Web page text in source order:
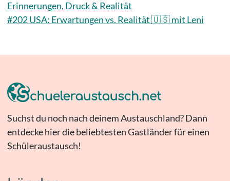
Erinnerungen, Druck & Realität
#202 USA: Erwartungen vs. Realität 🇺🇸 mit Leni
Suchst du noch nach deinem Austauschland? Dann
entdecke hier die beliebtesten Gastländer für einen
Schüleraustausch!